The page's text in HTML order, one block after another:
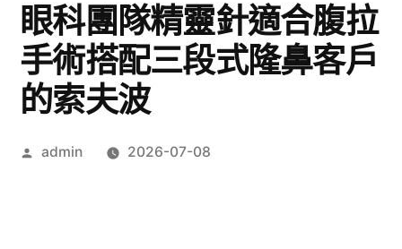
眼科團隊精靈針適合腹拉
手術搭配三段式隆鼻客戶
的索夫波
作
admin 2026-07-08